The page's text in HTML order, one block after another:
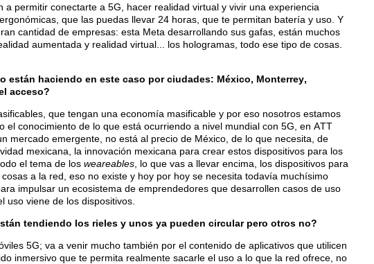
permitir conectarte a 5G, hacer realidad virtual y vivir una experiencia
que las puedas llevar 24 horas, que te permitan batería y uso. Y
cantidad de empresas: esta Meta desarrollando sus gafas, están muchos
aumentada y realidad virtual... los hologramas, todo ese tipo de cosas.
haciendo en este caso por ciudades: México, Monterrey,
acceso?
que tengan una economía masificable y por eso nosotros estamos
conocimiento de lo que está ocurriendo a nivel mundial con 5G, en ATT
mercado emergente, no está al precio de México, de lo que necesita, de
mexicana, la innovación mexicana para crear estos dispositivos para los
el tema de los weareables , lo que vas a llevar encima, los dispositivos para
a la red, eso no existe y hoy por hoy se necesita todavía muchísimo
impulsar un ecosistema de emprendedores que desarrollen casos de uso
viene de los dispositivos.
tendiendo los rieles y unos ya pueden circular pero otros no?
5G; va a venir mucho también por el contenido de aplicativos que utilicen
inmersivo que te permita realmente sacarle el uso a lo que la red ofrece, no